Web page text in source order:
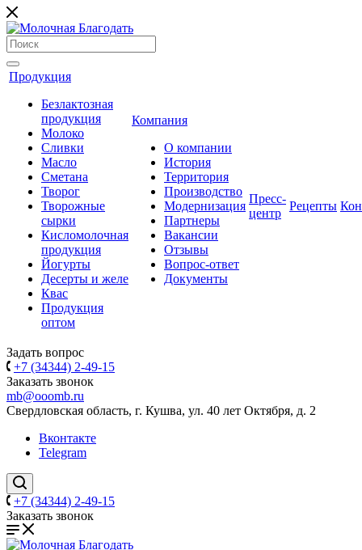
Продукция
Безлактозная
продукция
Молоко
Сливки
Масло
Сметана
Творог
Творожные
сырки
Кисломолочная
продукция
Йогурты
Десерты и желе
Квас
Продукция
оптом
Компания
О компании
История
Территория
Производство
Модернизация
Партнеры
Вакансии
Отзывы
Вопрос-ответ
Документы
Пресс-
центр
Рецепты
Задать вопрос
+7 (34344) 2-49-15
Заказать звонок
mb@ooomb.ru
Свердловская область, г. Кушва, ул. 40 лет Октября, д. 2
Вконтакте
Telegram
+7 (34344) 2-49-15
Заказать звонок